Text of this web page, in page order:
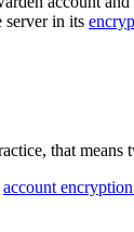
server in its
that means
account